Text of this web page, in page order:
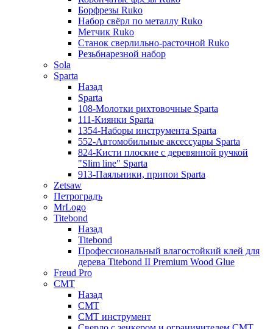
Борфрезы Ruko
Набор свёрл по металлу Ruko
Метчик Ruko
Станок сверлильно-расточной Ruko
Резьбнарезной набор
Sola
Sparta
Назад
Sparta
108-Молотки рихтовочные Sparta
111-Киянки Sparta
1354-Наборы инструмента Sparta
552-Автомобильные аксессуары Sparta
824-Кисти плоские с деревянной ручкой
"Slim line" Sparta
913-Паяльники, припои Sparta
Zetsaw
Петроградъ
MrLogo
Titebond
Назад
Titebond
Профессиональный влагостойкий клей для
дерева Titebond II Premium Wood Glue
Freud Pro
CMT
Назад
CMT
CMT инструмент